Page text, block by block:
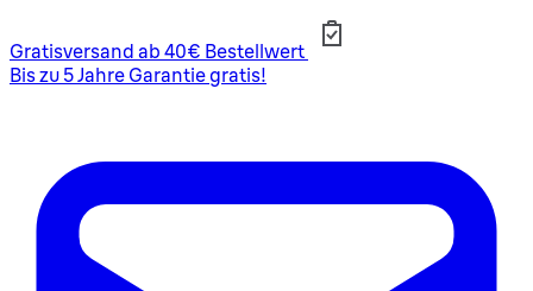
Gratisversand ab 40€ Bestellwert
Bis zu 5 Jahre Garantie gratis!